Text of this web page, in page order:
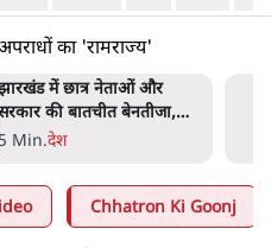
का 'रामराज्य'
गांधी के जेन ज़ी इवेंट 'छात्रों
गूंज' को शर्तों के साथ मंज़ूरी
देना पड़ा
5 Min.देश
Chhatron Ki Goonj